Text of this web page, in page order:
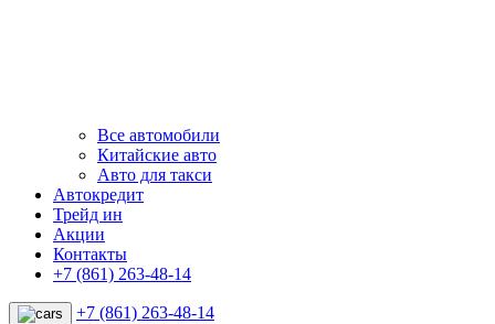
Все автомобили
Китайские авто
Авто для такси
Автокредит
Трейд ин
Акции
Контакты
+7 (861) 263-48-14
+7 (861) 263-48-14